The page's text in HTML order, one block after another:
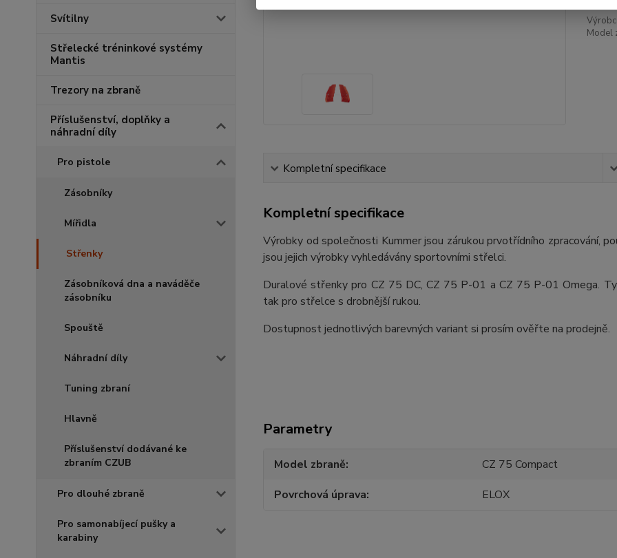
Svítilny
Střelecké tréninkové systémy
Mantis
Trezory na zbraně
Příslušenství, doplňky a
náhradní díly
Pro pistole
Zásobníky
Mířidla
Střenky
Zásobníková dna a naváděče
zásobníku
Spouště
Náhradní díly
Tuning zbraní
Hlavně
Příslušenství dodávané ke
zbraním CZUB
Pro dlouhé zbraně
Pro samonabíjecí pušky a
karabiny
Model
Kompletní specifikace
Kompletní specifikace
Výrobky od společnosti Kummer jsou zárukou prvotřídního zpracování,
jsou jejich výrobky vyhledávány sportovními střelci.
Duralové střenky pro CZ 75 DC, CZ 75 P-01 a CZ 75 P-01 Omega.
tak pro střelce s drobnější rukou.
Dostupnost jednotlivých barevných variant si prosím ověřte na prodejně.
Parametry
Model zbraně
CZ 75 Compact
Povrchová úprava
ELOX